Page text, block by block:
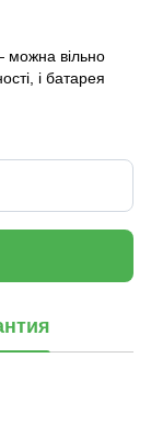
можна вільно
і батарея